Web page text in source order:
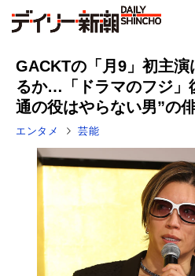
GACKTの「月9」初主演
るか…「ドラマのフジ」
通の役はやらない男”の
エンタメ 芸能